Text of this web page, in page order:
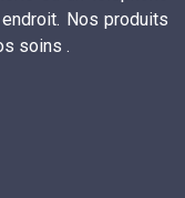
Nos produits
soins .